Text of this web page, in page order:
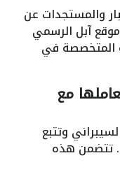
والمستجدات عن
آبل الرسمي
المتخصصة في
مع
وتتبع
تتضمن هذه